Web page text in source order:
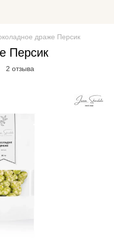
драже Персик
Персик
2 отзыва